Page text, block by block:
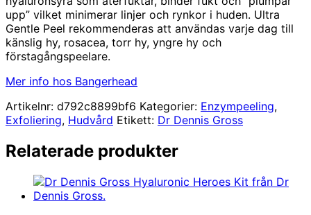
upp” vilket minimerar linjer och rynkor i huden. Ultra
Gentle Peel rekommenderas att användas varje dag till
känslig hy, rosacea, torr hy, yngre hy och
förstagångspeelare.
Mer info hos Bangerhead
Artikelnr: d792c8899bf6 Kategorier: Enzympeeling,
Exfoliering, Hudvård Etikett: Dr Dennis Gross
Relaterade produkter